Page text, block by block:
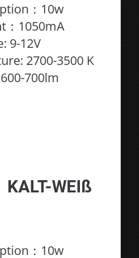
：10w
：1050mA
9-12V
2700-3500 K
700lm
WEIß
：10w